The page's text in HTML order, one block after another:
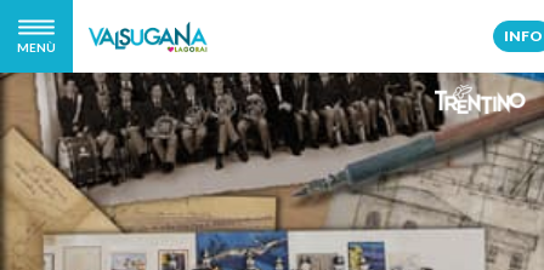
MENÙ
INFO